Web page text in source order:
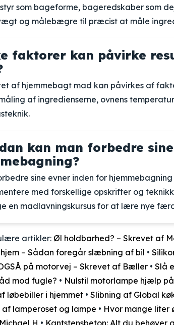
som bageforme, bageredskaber som
og målebægre til præcist at måle
faktorer kan påvirke
af hjemmebagt mad kan påvirkes af
af ingredienserne, ovnens
kan man forbedre
sine evner inden for
med forskellige opskrifter og
en madlavningskursus for at lære nye
artikler: Øl holdbarhed? – Skrevet af
– Sådan foregår slæbning af bil •
på motorvej – Skrevet af Bæller • Slå
mod fugle? • Nulstil motorlampe hjælp
løbebiller i hjemmet • Slibning af Global
af lamperoset og lampe • Hvor mange liter
H • Kantstensbeton: Alt du behøver